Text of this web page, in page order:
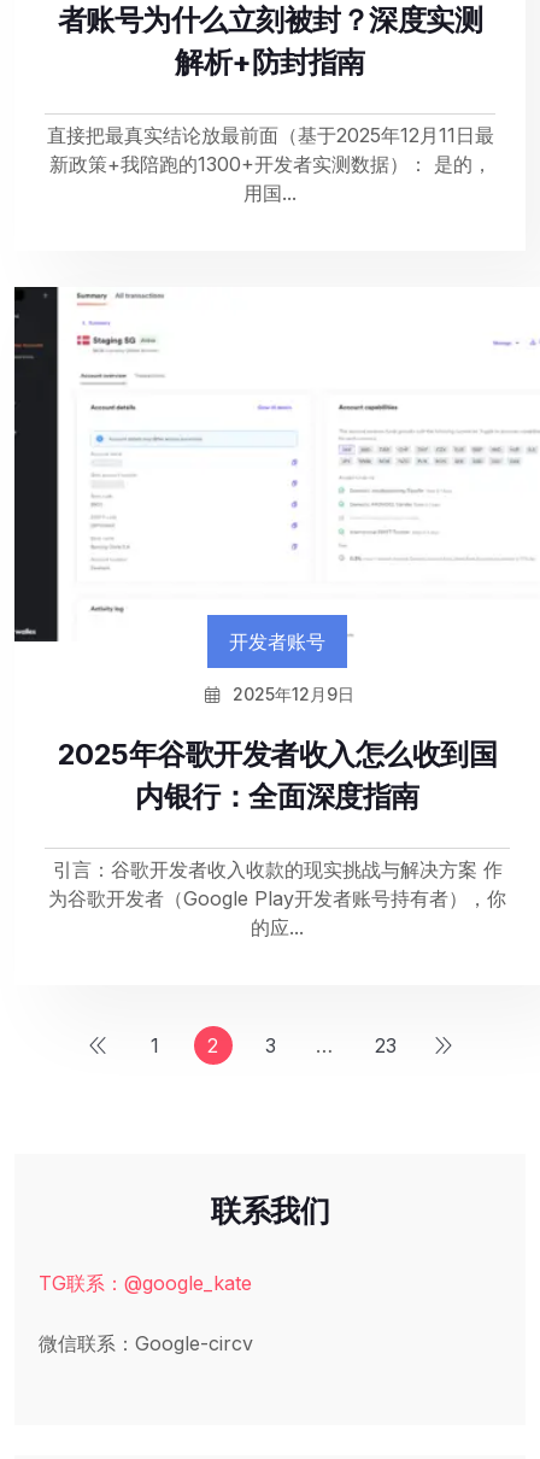
者账号为什么立刻被封？深度实测
解析+防封指南
直接把最真实结论放最前面（基于2025年12月11日最
新政策+我陪跑的1300+开发者实测数据）： 是的，
用国...
开发者账号
2025年12月9日
2025年谷歌开发者收入怎么收到国
内银行：全面深度指南
引言：谷歌开发者收入收款的现实挑战与解决方案 作
为谷歌开发者（Google Play开发者账号持有者），你
的应...
1 2 3 … 23
联系我们
TG联系：@google_kate
微信联系：Google-circv